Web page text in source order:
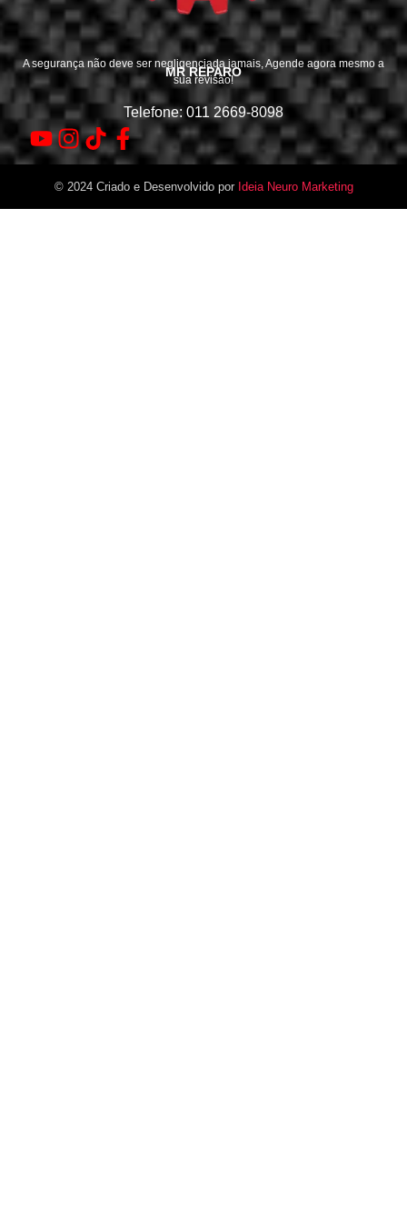
MR REPARO
A segurança não deve ser negligenciada jamais, Agende agora mesmo a
sua revisão!
Telefone: 011 2669-8098
© 2024 Criado e Desenvolvido por Ideia Neuro Marketing